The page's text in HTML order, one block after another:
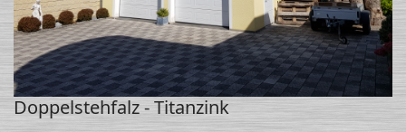
Doppelstehfalz - Titanzink